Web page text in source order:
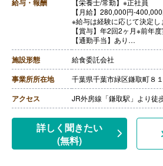
給与・報酬
【栄養士/常勤】※正社員
【月給】280,000円-
※給与は経験に応じて決定し
【賞与】年2回2ヶ月※前年
【通勤手当】あり
※公共交通機関:上限30,000
※マイカー通勤:片道2km以上
給）
【昇給】あり（年1回）
【退職金】あり（会社規定
施設形態 給食委託会社
事業所所在地 千葉県千葉市緑区鎌取町８
アクセス JR外房線「鎌取駅」より徒
詳しく聞きたい
(無料)